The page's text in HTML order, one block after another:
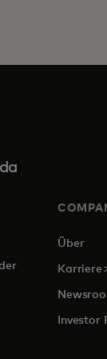
Über
Karriere
Investor